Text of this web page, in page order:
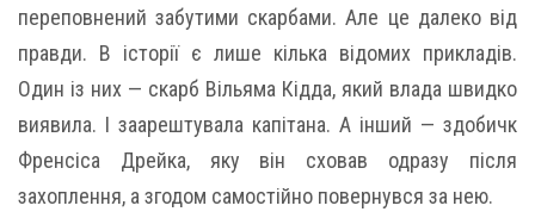
переповнений забутими скарбами. Але це далеко від
правди. В історії є лише кілька відомих прикладів.
Один із них — скарб Вільяма Кідда, який влада швидко
виявила. І заарештувала капітана. А інший — здобичк
Френсіса Дрейка, яку він сховав одразу після
захоплення, а згодом самостійно повернувся за нею.